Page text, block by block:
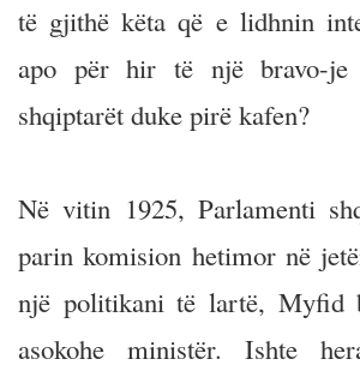
të gjithë këta që e lidhnin
apo për hir të një bravo-
shqiptarët duke pirë kafen?
Në vitin 1925, Parlamenti
parin komision hetimor në
një politikani të lartë, Myfid
asokohe ministër. Ishte